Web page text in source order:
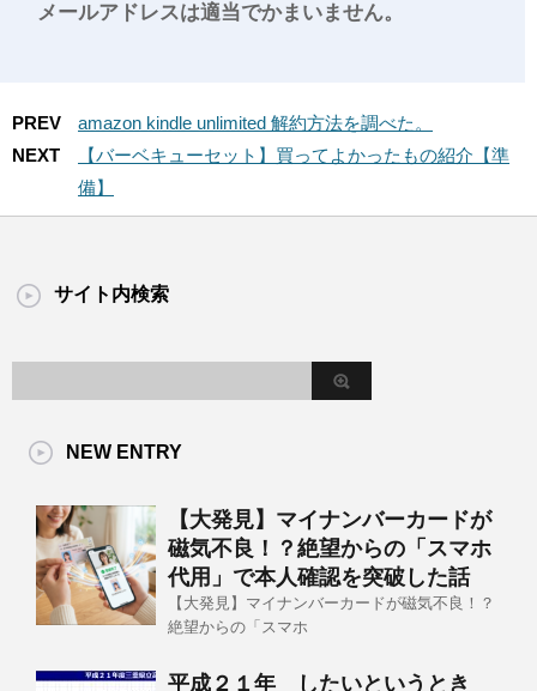
メールアドレスは適当でかまいません。
PREV
amazon kindle unlimited 解約方法を調べた。
NEXT
【バーベキューセット】買ってよかったもの紹介【準
備】
サイト内検索
NEW ENTRY
【大発見】マイナンバーカードが
磁気不良！？絶望からの「スマホ
代用」で本人確認を突破した話
【大発見】マイナンバーカードが磁気不良！？
絶望からの「スマホ
平成２１年 したいというとき